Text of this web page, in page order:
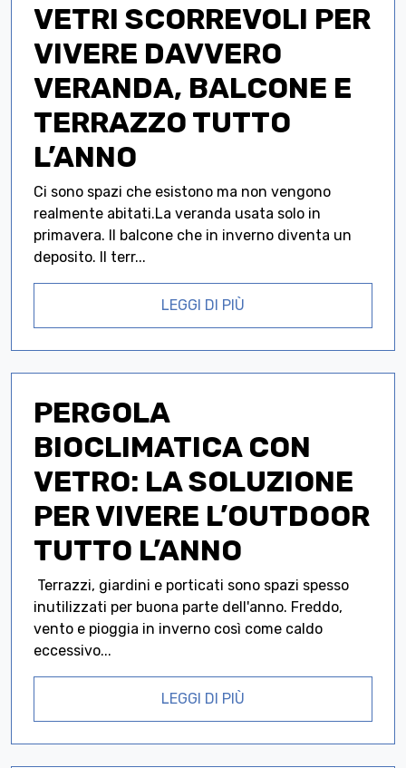
VETRI SCORREVOLI PER
VIVERE DAVVERO
VERANDA, BALCONE E
TERRAZZO TUTTO
L’ANNO
Ci sono spazi che esistono ma non vengono
realmente abitati.La veranda usata solo in
primavera. Il balcone che in inverno diventa un
deposito. Il terr...
LEGGI DI PIÙ
PERGOLA
BIOCLIMATICA CON
VETRO: LA SOLUZIONE
PER VIVERE L’OUTDOOR
TUTTO L’ANNO
Terrazzi, giardini e porticati sono spazi spesso
inutilizzati per buona parte dell'anno. Freddo,
vento e pioggia in inverno così come caldo
eccessivo...
LEGGI DI PIÙ